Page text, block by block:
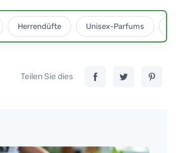
Herrendüfte Unisex-Parfums
Teilen Sie dies